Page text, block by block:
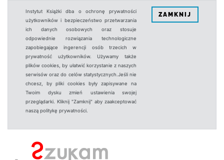
Instytut Książki dba o ochronę prywatności
użytkowników i bezpieczeństwo przetwarzania
ich danych osobowych oraz stosuje
odpowiednie rozwiązania technologiczne
zapobiegające ingerencji osób trzecich w
prywatność użytkowników. Używamy także
plików cookies, by ułatwić korzystanie z naszych
serwisów oraz do celów statystycznych.Jeśli nie
chcesz, by pliki cookies były zapisywane na
Twoim dysku zmień ustawienia swojej
przeglądarki. Kliknij "Zamknij" aby zaakceptować
naszą politykę prywatności.
ZAMKNIJ